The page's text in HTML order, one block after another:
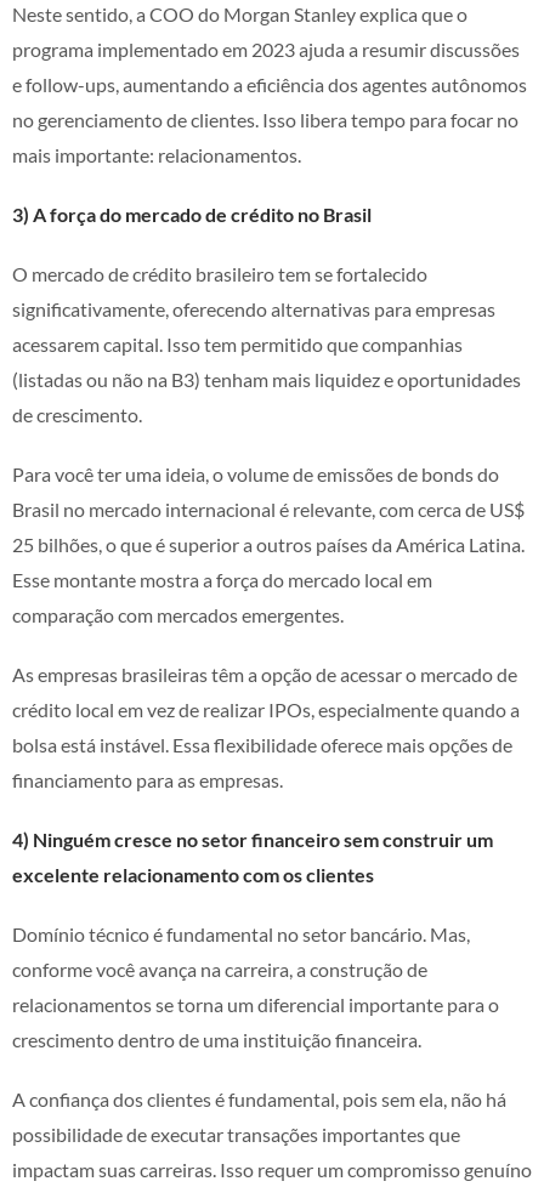
Neste sentido, a COO do Morgan Stanley explica que o
programa implementado em 2023 ajuda a resumir discussões
e follow-ups, aumentando a eficiência dos agentes autônomos
no gerenciamento de clientes. Isso libera tempo para focar no
mais importante: relacionamentos.
3) A força do mercado de crédito no Brasil
O mercado de crédito brasileiro tem se fortalecido
significativamente, oferecendo alternativas para empresas
acessarem capital. Isso tem permitido que companhias
(listadas ou não na B3) tenham mais liquidez e oportunidades
de crescimento.
Para você ter uma ideia, o volume de emissões de bonds do
Brasil no mercado internacional é relevante, com cerca de US$
25 bilhões, o que é superior a outros países da América Latina.
Esse montante mostra a força do mercado local em
comparação com mercados emergentes.
As empresas brasileiras têm a opção de acessar o mercado de
crédito local em vez de realizar IPOs, especialmente quando a
bolsa está instável. Essa flexibilidade oferece mais opções de
financiamento para as empresas.
4) Ninguém cresce no setor financeiro sem construir um
excelente relacionamento com os clientes
Domínio técnico é fundamental no setor bancário. Mas,
conforme você avança na carreira, a construção de
relacionamentos se torna um diferencial importante para o
crescimento dentro de uma instituição financeira.
A confiança dos clientes é fundamental, pois sem ela, não há
possibilidade de executar transações importantes que
impactam suas carreiras. Isso requer um compromisso genuíno